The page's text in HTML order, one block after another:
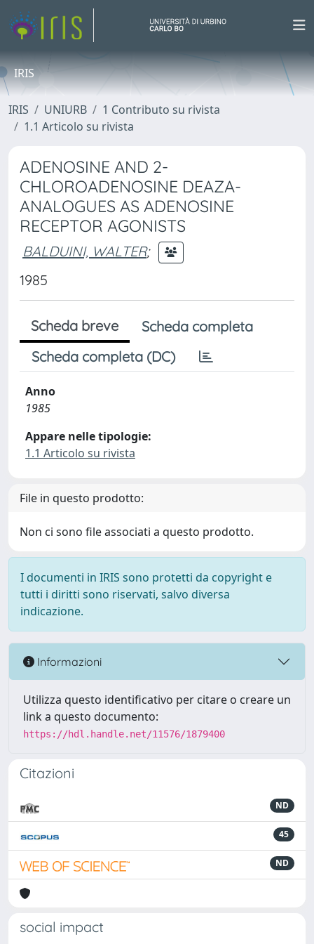
IRIS
IRIS UNIURB
1 Contributo su rivista
1.1 Articolo su rivista
ADENOSINE AND 2-
CHLOROADENOSINE DEAZA-
ANALOGUES AS ADENOSINE
RECEPTOR AGONISTS
BALDUINI, WALTER;
1985
Scheda breve
Scheda completa
Scheda completa (DC)
Anno
1985
Appare nelle tipologie:
1.1 Articolo su rivista
File in questo prodotto:
Non ci sono file associati a questo prodotto.
I documenti in IRIS sono protetti da copyright e
tutti i diritti sono riservati, salvo diversa
indicazione.
Informazioni
Utilizza questo identificativo per citare o creare un
link a questo documento:
https://hdl.handle.net/11576/1879400
Citazioni
ND
45
ND
social impact